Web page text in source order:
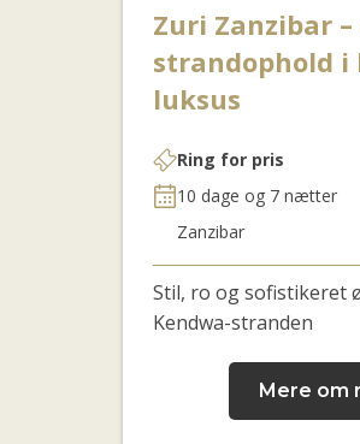
Zuri Zanzibar
strandophold
luksus
Ring for pris
10 dage og 7 nætter
Zanzibar
Stil, ro og sofistikeret
Kendwa-stranden
Mere om